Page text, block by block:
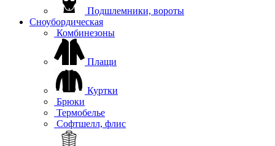
Подшлемники, вороты
Сноубордическая
Комбинезоны
Плащи
Куртки
Брюки
Термобелье
Софтшелл, флис